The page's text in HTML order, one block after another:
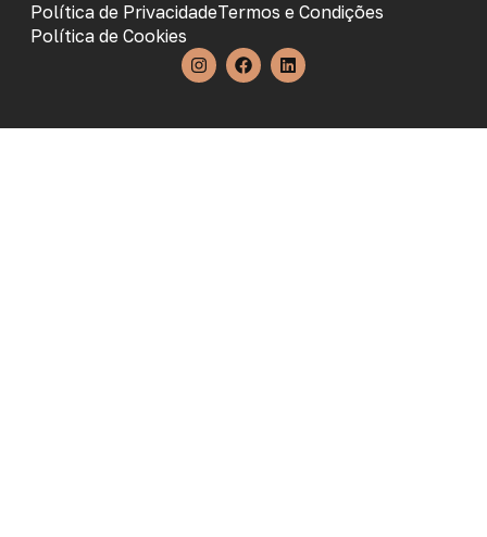
Política de PrivacidadeTermos e Condições
Política de Cookies